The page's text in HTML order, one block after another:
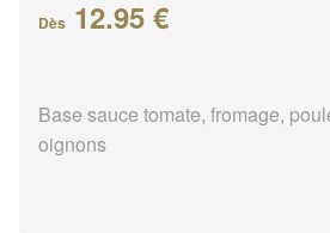
Dès 12.95 €
Base sauce tomate, fromage,
oignons